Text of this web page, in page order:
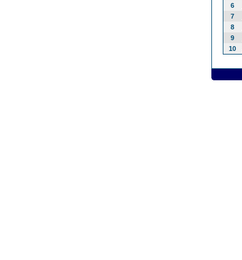
6
7
8
9
10